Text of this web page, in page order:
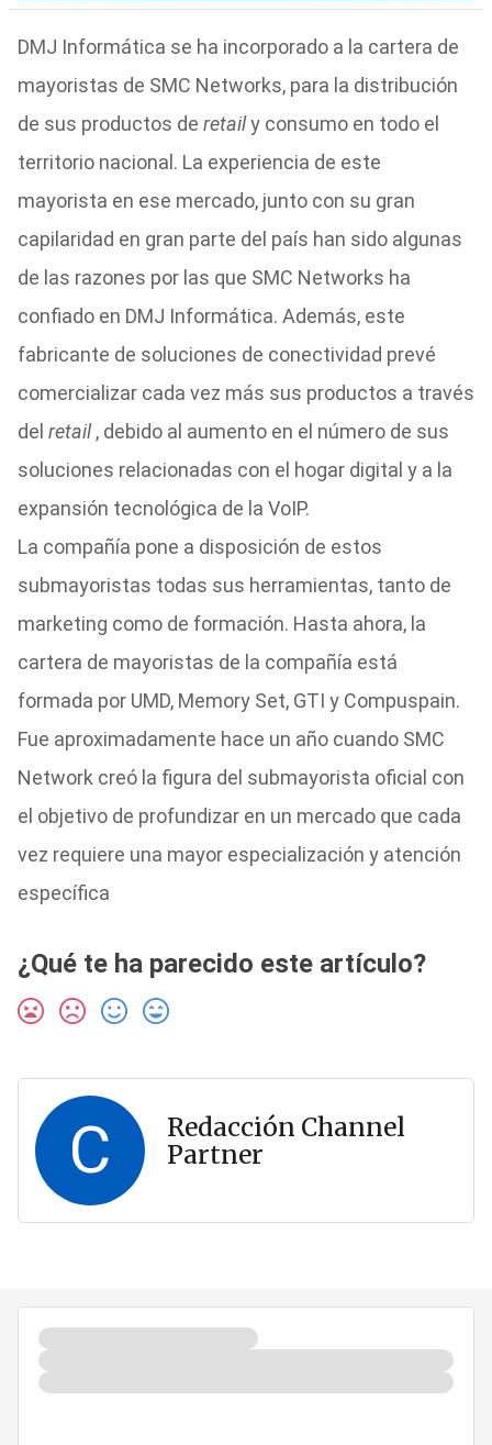
DMJ Informática se ha incorporado a la cartera de
mayoristas de SMC Networks, para la distribución
de sus productos de retaily consumo en todo el
territorio nacional. La experiencia de este
mayorista en ese mercado, junto con su gran
capilaridad en gran parte del país han sido algunas
de las razones por las que SMC Networks ha
confiado en DMJ Informática. Además, este
fabricante de soluciones de conectividad prevé
comercializar cada vez más sus productos a través
del retail, debido al aumento en el número de sus
soluciones relacionadas con el hogar digital y a la
expansión tecnológica de la VoIP.
La compañía pone a disposición de estos
submayoristas todas sus herramientas, tanto de
marketing como de formación. Hasta ahora, la
cartera de mayoristas de la compañía está
formada por UMD, Memory Set, GTI y Compuspain.
Fue aproximadamente hace un año cuando SMC
Network creó la figura del submayorista oficial con
el objetivo de profundizar en un mercado que cada
vez requiere una mayor especialización y atención
específica
¿Qué te ha parecido este artículo?
C
Redacción Channel
Partner